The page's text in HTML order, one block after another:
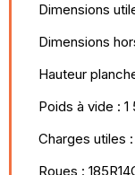
Dimensions
Dimensions
Hauteur
Poids à vide : 1
Charges utiles
Roues :